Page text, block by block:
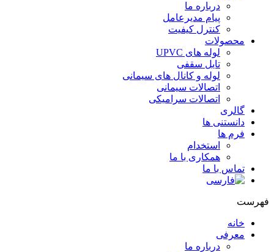
درباره ما
پیام مدیرعامل
کنترل کیفیت
محصولات
لوله های UPVC
تایل سقفی
لوله و کانال های سیمانی
اتصالات سیمانی
اتصالات سرامیکی
گالری
دانستنی ها
فرم ها
استخدام
همکاری با ما
تماس با ما
فهرست
خانه
معرفی
درباره ما